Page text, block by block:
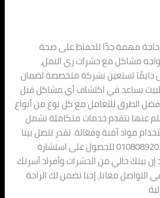
حاجة مهمة جدًا للحفاظ على صحة
مشاكل مع حشرات زي النمل،
دايمًا تستعين بشركة متخصصة لضمان
يساعد في اكتشاف أي مشاكل قبل
أفضل الطرق للتعامل مع كل نوع من أنواع
عنها بتقدم خدمات متكاملة تشمل
مواد آمنة وفعّالة. تقدر تتصل بينا
في أي وقت على الرقم 01080892037 للحصول على استشارة
إن بيتك خالي من الحشرات وأفراد أسرتك
معانا، إحنا نضمن لك الراحة